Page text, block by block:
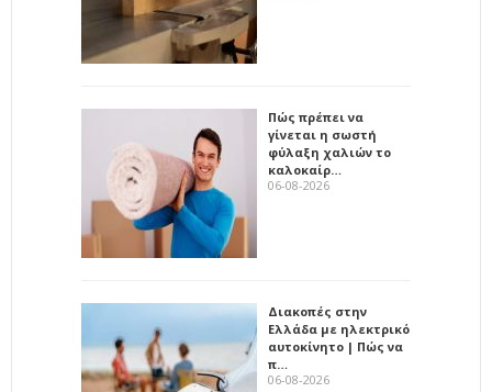
Πώς πρέπει να
γίνεται η σωστή
φύλαξη χαλιών το
καλοκαίρ…
06-08-2026
Διακοπές στην
Ελλάδα με ηλεκτρικό
αυτοκίνητο | Πώς να
π…
06-08-2026